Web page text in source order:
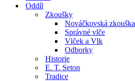
Oddíl
Zkoušky
Nováčkovská zkouška
Správné vlče
Vlček a Vlk
Odborky
Historie
E. T. Seton
Tradice